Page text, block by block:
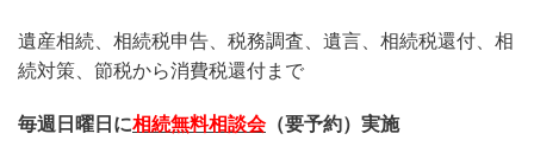
遺産相続、相続税申告、税務調査、遺言、相続税還付、相
続対策、節税から消費税還付まで
毎週日曜日に相続無料相談会（要予約）実施